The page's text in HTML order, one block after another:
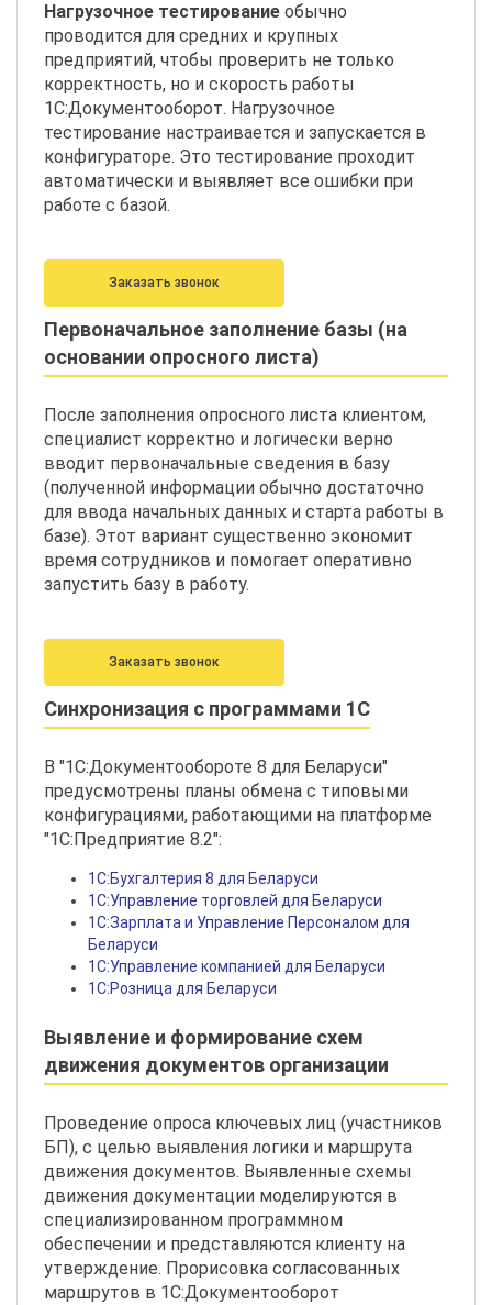
Нагрузочное тестирование обычно
проводится для средних и крупных
предприятий, чтобы проверить не только
корректность, но и скорость работы
1С:Документооборот. Нагрузочное
тестирование настраивается и запускается в
конфигураторе. Это тестирование проходит
автоматически и выявляет все ошибки при
работе с базой.
Заказать звонок
Первоначальное заполнение базы (на
основании опросного листа)
После заполнения опросного листа клиентом,
специалист корректно и логически верно
вводит первоначальные сведения в базу
(полученной информации обычно достаточно
для ввода начальных данных и старта работы в
базе). Этот вариант существенно экономит
время сотрудников и помогает оперативно
запустить базу в работу.
Заказать звонок
Синхронизация с программами 1С
В "1С:Документообороте 8 для Беларуси"
предусмотрены планы обмена с типовыми
конфигурациями, работающими на платформе
"1С:Предприятие 8.2":
1C:Бухгалтерия 8 для Беларуси
1С:Управление торговлей для Беларуси
1С:Зарплата и Управление Персоналом для
Беларуси
1С:Управление компанией для Беларуси
1С:Розница для Беларуси
Выявление и формирование схем
движения документов организации
Проведение опроса ключевых лиц (участников
БП), с целью выявления логики и маршрута
движения документов. Выявленные схемы
движения документации моделируются в
специализированном программном
обеспечении и представляются клиенту на
утверждение. Прорисовка согласованных
маршрутов в 1С:Документооборот